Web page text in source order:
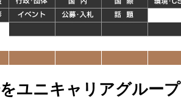
ユニキャリアグループ